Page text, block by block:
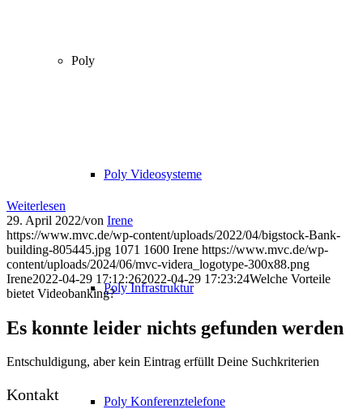
Poly
Poly Videosysteme
Poly Infrastruktur
Poly Konferenztelefone
Weiterlesen
29. April 2022/von Irene
https://www.mvc.de/wp-content/uploads/2022/04/bigstock-Bank-
building-805445.jpg 1071 1600 Irene https://www.mvc.de/wp-
content/uploads/2024/06/mvc-videra_logotype-300x88.png
Irene2022-04-29 17:12:262022-04-29 17:23:24Welche Vorteile
bietet Videobanking?
Es konnte leider nichts gefunden werden
Entschuldigung, aber kein Eintrag erfüllt Deine Suchkriterien
Kontakt